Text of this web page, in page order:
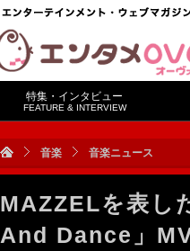
特集・インタビュー
FEATURE & INTERVIEW
音楽 音楽ニュース
MAZZELを表し
And Dance」